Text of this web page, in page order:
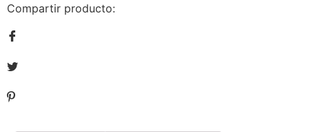
Compartir producto: